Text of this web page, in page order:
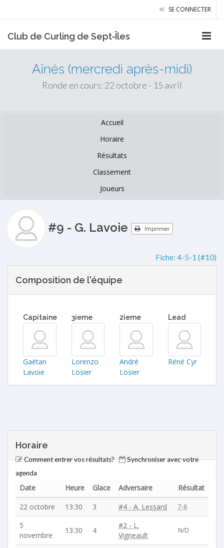
SE CONNECTER
Club de Curling de Sept‑Îles
Aînés (mercredi après-midi)
Ronde en cours: 22 octobre - 15 avril
Accueil
Horaire
Résultats
Classement
Joueurs
#9 - G. Lavoie Imprimer
Fiche: 4-5-1 (#10)
Composition de l'équipe
Capitaine
Gaétan
Lavoie
3ieme
Lorenzo
Losier
2ieme
André
Losier
Lead
Réné Cyr
Horaire
Comment entrer vos résultats?
Synchroniser avec votre
agenda
Date Heure Glace Adversaire
Résultat
22 octobre
13:30 3 #4 - A. Lessard 7-6
5
novembre
13:30 4
#2 - L.
Vigneault
N/D